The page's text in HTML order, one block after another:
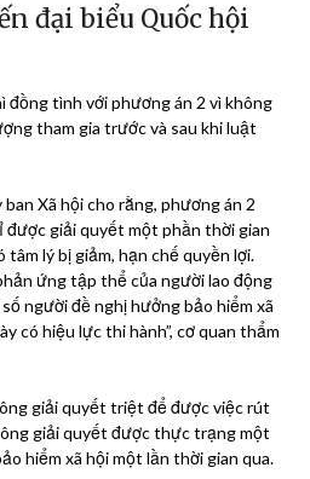
đại biểu Quốc hội
đồng tình với phương án 2 vì không
tham gia trước và sau khi luật
Xã hội cho rằng, phương án 2
được giải quyết một phần thời gian
lý bị giảm, hạn chế quyền lợi.
ứng tập thể của người lao động
người đề nghị hưởngbảo hiểm xã
có hiệu lực thi hành”, cơ quan thẩm
giải quyết triệt để được việc rút
giải quyết được thực trạng một
hiểm xã hộimột lần thời gian qua.